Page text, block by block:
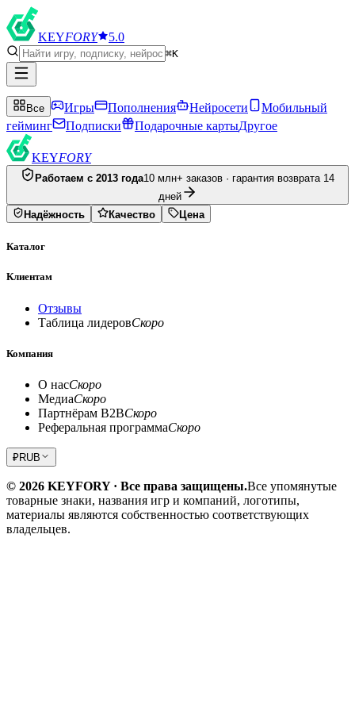
KEYFORY 5.0
⌘K
Все Игры Пополнения Нейросети
Мобильный
гейминг
Подписки Подарочные картыДругое
KEYFORY
Работаем с 2013 года10 млн+ заказов · гарантия возврата 14
дней
Надёжность
Качество Цена
Каталог
Клиентам
Отзывы
Таблица лидеровСкоро
Компания
О насСкоро
МедиаСкоро
Партнёрам B2BСкоро
Реферальная программаСкоро
₽RUB
© 2026 KEYFORY · Все права защищены.Все упомянутые
товарные знаки, названия игр и компаний, логотипы,
материалы являются собственностью соответствующих
владельцев.